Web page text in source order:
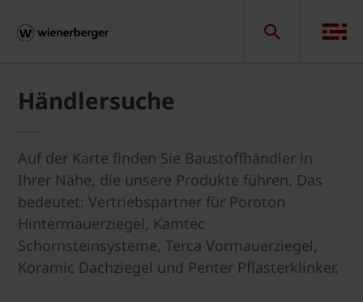
Händlersuche
Auf der Karte finden Sie Baustoffhändler in
Ihrer Nähe, die unsere Produkte führen. Das
bedeutet: Vertriebspartner für Poroton
Hintermauerziegel, Kamtec
Schornsteinsysteme, Terca Vormauerziegel,
Koramic Dachziegel und Penter Pflasterklinker.